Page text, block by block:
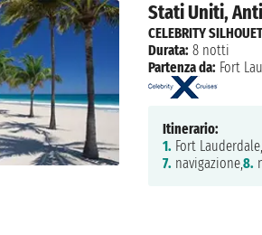
Stati Uniti,
CELEBRITY
Durata: 8 notti
Partenza da: Fort
Itinerario:
1. Fort Lauderdale,
7. navigazione,8.